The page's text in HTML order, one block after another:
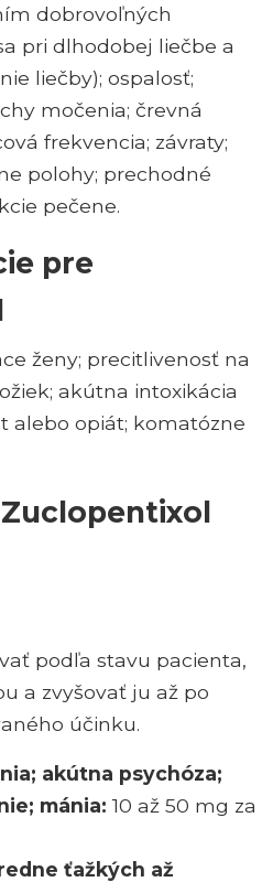
dobrovoľných
pri dlhodobej liečbe a
liečby); ospalosť;
močenia; črevná
frekvencia; závraty;
polohy; prechodné
pečene.
pre
ženy; precitlivenosť na
akútna intoxikácia
alebo opiát; komatózne
podľa stavu pacienta,
a zvyšovať ju až po
účinku.
akútna psychóza;
mánia: 10 až 50 mg za
ťažkých až